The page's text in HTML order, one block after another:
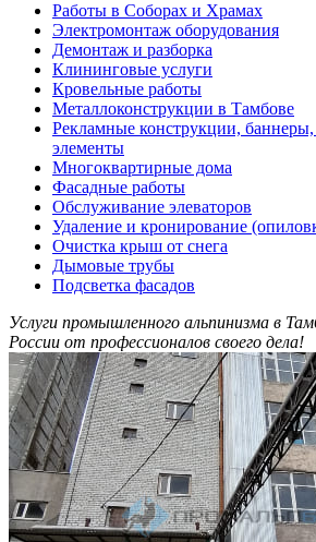
Работы в Соборах и Храмах
Электромонтаж оборудования
Демонтаж и разборка
Клининговые услуги
Кровельные работы
Металлоконструкции в Тамбове
Рекламные конструкции, баннеры,
элементы
Многоквартирные дома
Фасадные работы
Обслуживание элеваторов
Удаление и кронирование
Очистка крыш от снега
Дымовые трубы
Подсветка фасадов
Услуги промышленного альпинизма в
России от профессионалов своего дела!